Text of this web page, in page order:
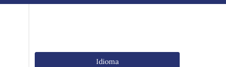
Idioma